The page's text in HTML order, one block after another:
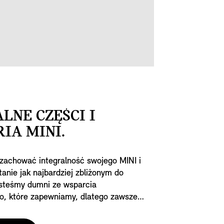
CZĘŚCI I
MINI.
integralność swojego MINI i
jak najbardziej zbliżonym do
dumni ze wsparcia
które zapewniamy, dlatego zawsze